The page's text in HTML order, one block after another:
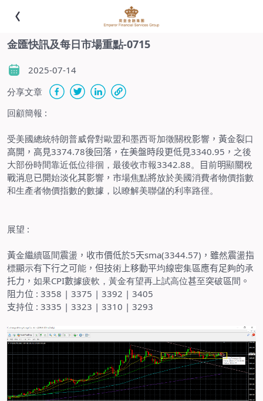
金匯快訊及每日市場重點-0715
2025-07-14
分享文章
回顧簡報 :
受美國總統特朗普威脅對歐盟和墨西哥加徵關稅影響 ，黃金裂口
高開，高見3374.78後回落，在美盤時段更低見3340.95 ， 之後
大部份時間靠近低位徘徊，最後收市報3342.88。 目前明顯關稅
戰消息已開始淡化其影響 ，市場焦點將放於美國消費者物價指數
和生產者物價指數的數據，以瞭解美聯儲的利率路徑。
展望 :
黃金繼續區間震盪 ，收市價低於5天sma(3344.57) ，雖然震盪指
標顯示有下行之可能 ，但技術 上移動平均線密集區應有足夠的承
托力， 如果CPI數據疲軟，黃金有望再上試高位甚至突破區間 。
阻力位 : 3358 | 3375 | 3392 | 3405
支持位 : 3335 | 3323 | 3310 | 3293